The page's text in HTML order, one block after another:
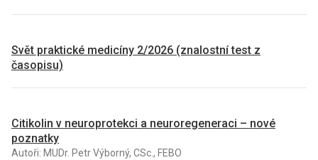
Svět praktické medicíny 2/2026 (znalostní test z
časopisu)
Citikolin v neuroprotekci a neuroregeneraci – nové
poznatky
Autoři: MUDr. Petr Výborný, CSc., FEBO